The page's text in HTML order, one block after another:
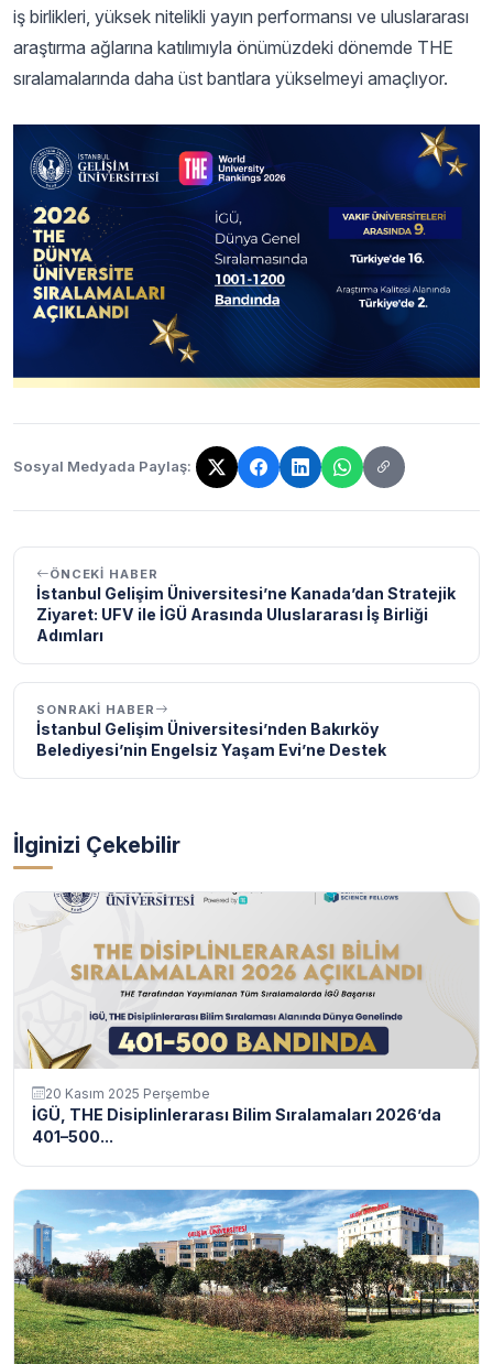
iş birlikleri, yüksek nitelikli yayın performansı ve uluslararası
araştırma ağlarına katılımıyla önümüzdeki dönemde THE
sıralamalarında daha üst bantlara yükselmeyi amaçlıyor.
Sosyal Medyada Paylaş:
Bağlantı kopyalandı!
ÖNCEKI HABER
İstanbul Gelişim Üniversitesi’ne Kanada’dan Stratejik
Ziyaret: UFV ile İGÜ Arasında Uluslararası İş Birliği
Adımları
SONRAKI HABER
İstanbul Gelişim Üniversitesi’nden Bakırköy
Belediyesi’nin Engelsiz Yaşam Evi’ne Destek
İlginizi Çekebilir
20 Kasım 2025 Perşembe
İGÜ, THE Disiplinlerarası Bilim Sıralamaları 2026’da
401–500...